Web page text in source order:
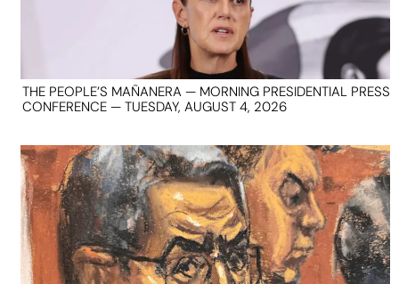
THE PEOPLE’S MAÑANERA — MORNING PRESIDENTIAL PRESS
CONFERENCE — TUESDAY, AUGUST 4, 2026